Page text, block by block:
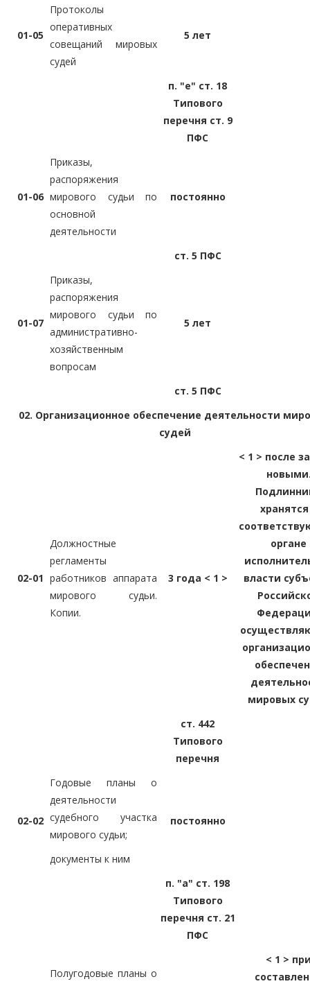
01-05
Протоколы
оперативных
совещаний мировых
судей
5 лет
п. "е" ст. 18
Типового
перечня ст. 9
ПФС
01-06
Приказы,
распоряжения
мирового судьи по
основной
деятельности
постоянно
ст. 5 ПФС
01-07
Приказы,
распоряжения
мирового судьи по
административно-
хозяйственным
вопросам
5 лет
ст. 5 ПФС
02. Организационное обеспечение деятельности
судей
02-01
Должностные
регламенты
работников аппарата
мирового судьи.
Копии.
3 года < 1 >
< 1 > после
органе
власти
мировых
ст. 442
Типового
перечня
02-02
Годовые планы о
деятельности
судебного участка
мирового судьи;
документы к ним
постоянно
п. "а" ст. 198
Типового
перечня ст. 21
ПФС
Полугодовые планы о
< 1 >